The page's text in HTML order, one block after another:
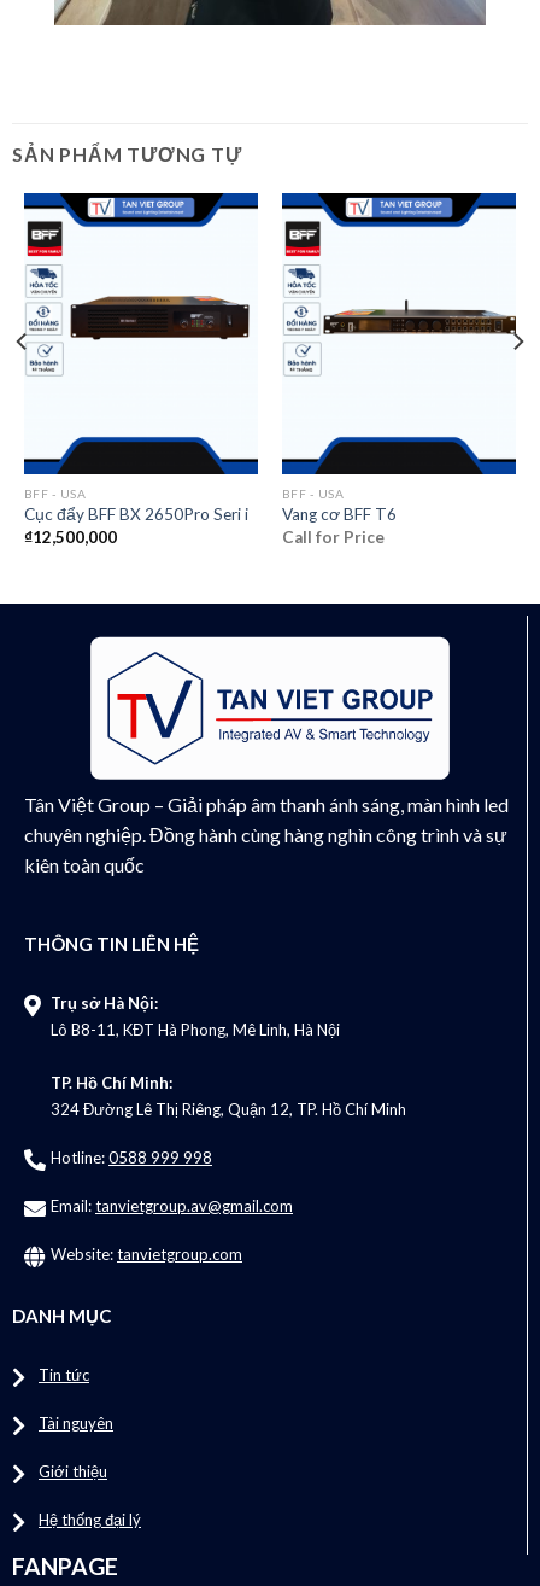
SẢN PHẨM TƯƠNG TỰ
BFF - USA
Cục đẩy BFF BX 2650Pro Seri i
₫12,500,000
BFF - USA
Vang cơ BFF T6
Call for Price
Tân Việt Group – Giải pháp âm thanh ánh sáng, màn hình led
chuyên nghiệp. Đồng hành cùng hàng nghìn công trình và sự
kiên toàn quốc
THÔNG TIN LIÊN HỆ
Trụ sở Hà Nội:
Lô B8-11, KĐT Hà Phong, Mê Linh, Hà Nội
TP. Hồ Chí Minh:
324 Đường Lê Thị Riêng, Quận 12, TP. Hồ Chí Minh
Hotline:0588 999 998
Email:tanvietgroup.av@gmail.com
Website:tanvietgroup.com
DANH MỤC
Tin tức
Tài nguyên
Giới thiệu
Hệ thống đại lý
FANPAGE